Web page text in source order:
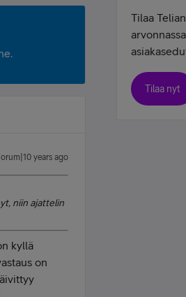
years ago
niin ajattelin
kyllä
on
Tilaa
Tilaa nyt